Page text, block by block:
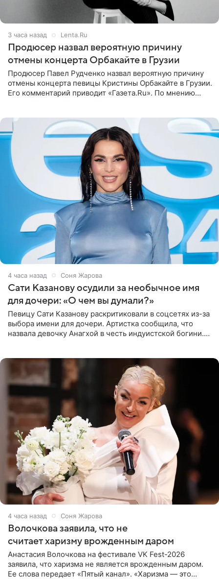
3 часа назад Lenta.Ru
Продюсер назвал вероятную причину
отмены концерта Орбакайте в Грузии
Продюсер Павел Рудченко назвал вероятную причину
отмены концерта певицы Кристины Орбакайте в Грузии.
Его комментарий приводит «Газета.Ru». По мнению
4 часа назад Соня Жарова
Сати Казанову осудили за необычное имя
для дочери: «О чем вы думали?»
Певицу Сати Казанову раскритиковали в соцсетях из-за
выбора имени для дочери. Артистка сообщила, что
назвала девочку Анагхой в честь индуистской богини.
4 часа назад Соня Жарова
Волочкова заявила, что не
считает харизму врожденным даром
Анастасия Волочкова на фестивале VK Fest-2026
заявила, что харизма не является врожденным даром.
Ее слова передает «Пятый канал». «Харизма — это